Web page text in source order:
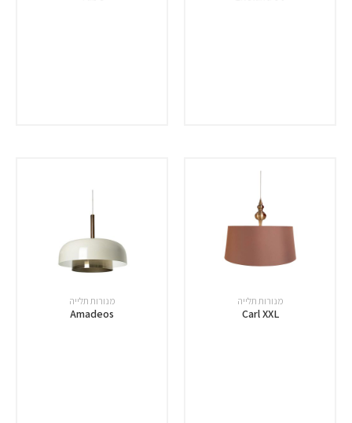
מנורות תלייה
Carl XXL
מנורות תלייה
Amadeos